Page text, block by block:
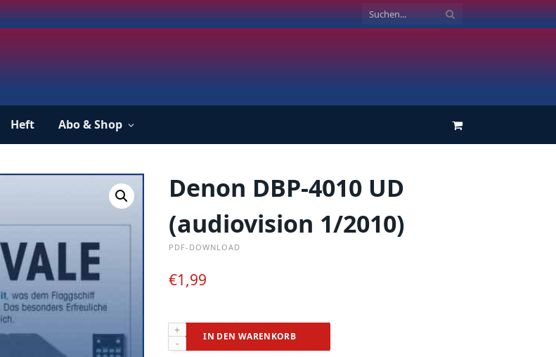
Heft Abo & Shop Einkaufswagen
Denon DBP-4010 UD
(audiovision 1/2010)
PDF-DOWNLOAD
€1,99
Denon
DBP-
IN DEN WARENKORB